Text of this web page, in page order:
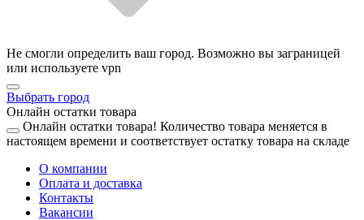
Не смогли определить ваш город. Возможно вы заграницей
или используете vpn
Выбрать город
Онлайн остатки товара
Онлайн остатки товара! Количество товара меняется в
настоящем времени и соответствует остатку товара на складе
О компании
Оплата и доставка
Контакты
Вакансии